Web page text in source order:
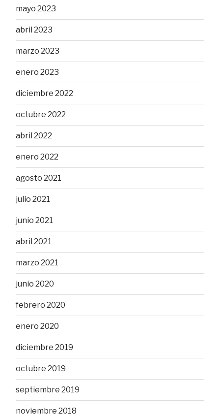
mayo 2023
abril 2023
marzo 2023
enero 2023
diciembre 2022
octubre 2022
abril 2022
enero 2022
agosto 2021
julio 2021
junio 2021
abril 2021
marzo 2021
junio 2020
febrero 2020
enero 2020
diciembre 2019
octubre 2019
septiembre 2019
noviembre 2018